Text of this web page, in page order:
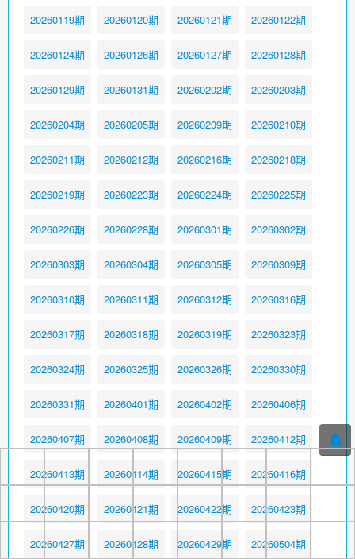
20260119期 20260120期 20260121期 20260122期
20260124期 20260126期 20260127期 20260128期
20260129期 20260131期 20260202期 20260203期
20260204期 20260205期 20260209期 20260210期
20260211期 20260212期 20260216期 20260218期
20260219期 20260223期 20260224期 20260225期
20260226期 20260228期 20260301期 20260302期
20260303期 20260304期 20260305期 20260309期
20260310期 20260311期 20260312期 20260316期
20260317期 20260318期 20260319期 20260323期
20260324期 20260325期 20260326期 20260330期
20260331期 20260401期 20260402期 20260406期
20260407期 20260408期 20260409期 20260412期
20260413期 20260414期 20260415期 20260416期
20260420期 20260421期 20260422期 20260423期
20260427期 20260428期 20260429期 20260504期